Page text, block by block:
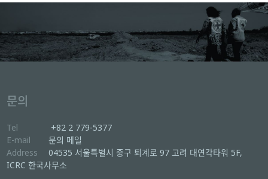
문의
Tel
+82 2 779-5377
E-mail
문의 메일
Address
04535 서울특별시 중구 퇴계로 97 고려 대연각타워 5F,
ICRC 한국사무소